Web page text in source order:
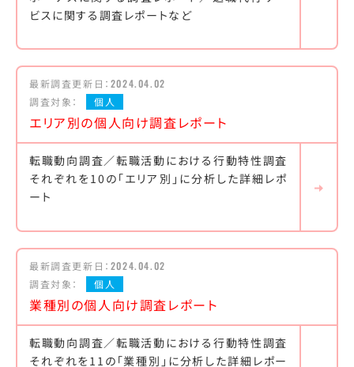
ビスに関する調査レポートなど
最新調査更新日： 2024.04.02
調査対象：
個人
エリア別の個人向け調査レポート
転職動向調査／転職活動における行動特性調査
それぞれを10の「エリア別」に分析した詳細レポ
ート
最新調査更新日： 2024.04.02
調査対象：
個人
業種別の個人向け調査レポート
転職動向調査／転職活動における行動特性調査
それぞれを11の「業種別」に分析した詳細レポー